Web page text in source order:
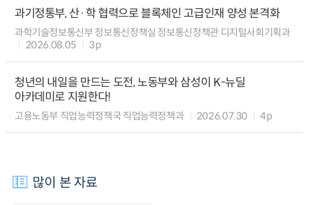
과기정통부, 산·학 협력으로 블록체인 고급인재 양성 본격화
과학기술정보통신부 정보통신정책실 정보통신정책관 디지털사회기획과
2026.08.05
3p
청년의 내일을 만드는 도전, 노동부와 삼성이 K-뉴딜
아카데미로 지원한다!
고용노동부 직업능력정책국 직업능력정책과 2026.07.30 4p
많이 본 자료